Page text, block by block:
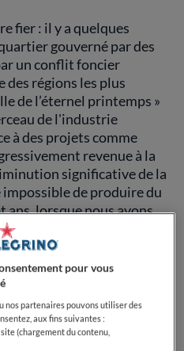
fier : il y a quelques
gouverné par des
un conflit foncier
des régions les plus
de l’éternel printemps »
de l'industrie
à des projets comme
revenue à la
significative de la
de produire du
ans, lorsque nous avons
Molina
occupée par des
plus de 45
dont une quinzaine
nous exportons déjà le
de nombreuses
pour vous
nos partenaires pouvons utiliser des
aux fins suivantes :
(chargement du contenu,